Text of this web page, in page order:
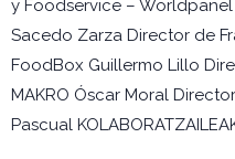
y Foodservice –
Sacedo Zarza Director de
FoodBox Guillermo Lillo
MAKRO Óscar Moral
Pascual